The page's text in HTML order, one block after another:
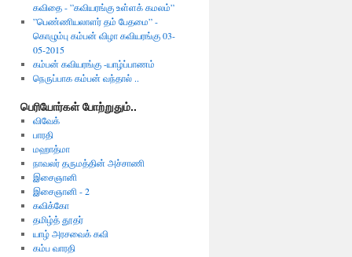
கவிதை - ”கவியரங்கு உள்ளக் கமலம்”
”பெண்ணியலாளர் தம் பேதமை” -
கொழும்பு கம்பன் விழா கவியரங்கு 03-
05-2015
கம்பன் கவியரங்கு -யாழ்ப்பாணம்
நெருப்பாக கம்பன் வந்தால் ..
பெரியோர்கள் போற்றுதும்..
விவேக்
பாரதி
மஹாத்மா
நாவலர் தருமத்தின் அச்சாணி
இசைஞானி
இசைஞானி - 2
கவிக்கோ
தமிழ்த் தூதர்
யாழ் அரசவைக் கவி
கம்ப வாரதி